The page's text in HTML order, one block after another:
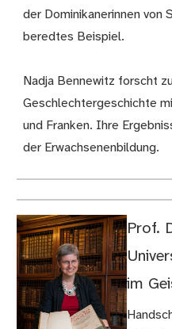
der Dominikanerinnen von
beredtes Beispiel.
Nadja Bennewitz forscht
Geschlechtergeschichte
und Franken. Ihre
der Erwachsenenbildung.
Prof.
im